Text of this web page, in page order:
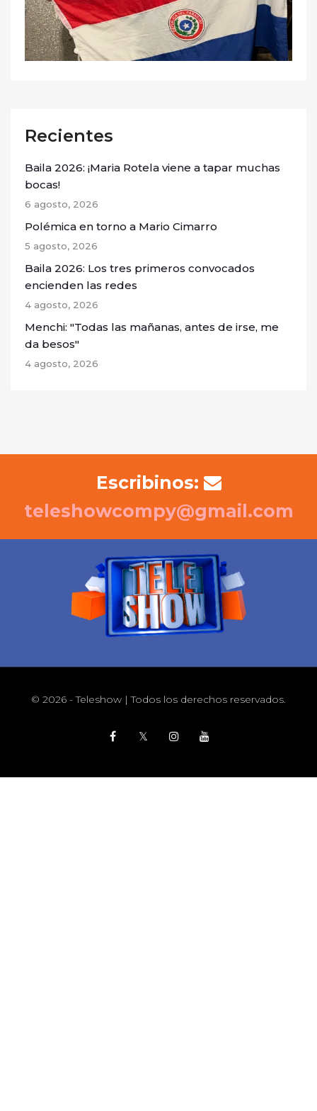
Recientes
Baila 2026: ¡Maria Rotela viene a tapar muchas
bocas!
6 agosto, 2026
Polémica en torno a Mario Cimarro
5 agosto, 2026
Baila 2026: Los tres primeros convocados
encienden las redes
4 agosto, 2026
Menchi: "Todas las mañanas, antes de irse, me
da besos"
4 agosto, 2026
Escribinos:
teleshowcompy@gmail.com
© 2026 - Teleshow | Todos los derechos reservados.